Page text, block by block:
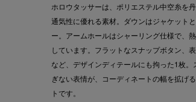
ホロウタッサーは、ポリエステル中空糸を
通気性に優れる素材。ダウンはジャケット
ー。アームホールはシャーリング仕様で、
しています。フラットなスナップボタン、
など、デザインディテールにも拘った1枚。
ぎない表情が、コーディネートの幅を拡げ
トです。